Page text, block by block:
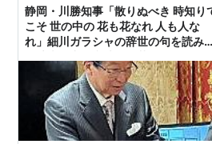
静岡・川勝知事「散りぬべき 時知り
こそ 世の中の 花も花なれ 人も人な
れ」細川ガラシャの辞世の句を読み上
知っているからこそ花として美しい
人間もそうであらなけれならない。
こそ散るべきときである」